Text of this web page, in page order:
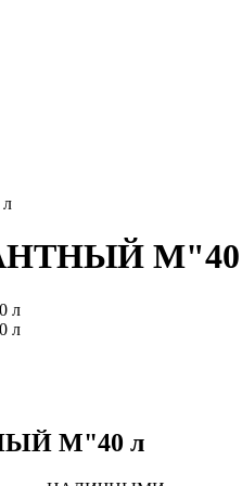
М"40
М"40 л